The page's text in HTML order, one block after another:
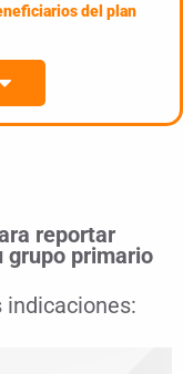
del plan
reportar
grupo primario